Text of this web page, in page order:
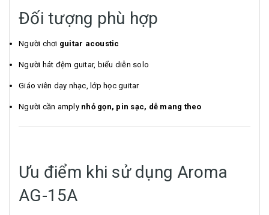
Đối tượng phù hợp
Người chơi guitar acoustic
Người hát đệm guitar, biểu diễn solo
Giáo viên dạy nhạc, lớp học guitar
Người cần amply nhỏ gọn, pin sạc, dễ mang theo
Ưu điểm khi sử dụng Aroma
AG-15A